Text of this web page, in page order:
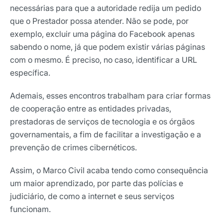
necessárias para que a autoridade redija um pedido
que o Prestador possa atender. Não se pode, por
exemplo, excluir uma página do Facebook apenas
sabendo o nome, já que podem existir várias páginas
com o mesmo. É preciso, no caso, identificar a URL
específica.
Ademais, esses encontros trabalham para criar formas
de cooperação entre as entidades privadas,
prestadoras de serviços de tecnologia e os órgãos
governamentais, a fim de facilitar a investigação e a
prevenção de crimes cibernéticos.
Assim, o Marco Civil acaba tendo como consequência
um maior aprendizado, por parte das polícias e
judiciário, de como a internet e seus serviços
funcionam.